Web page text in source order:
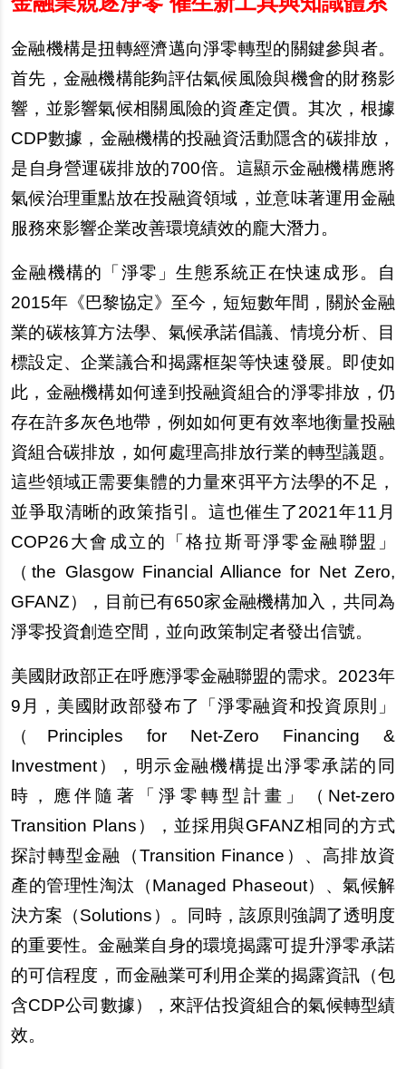
金融機構是扭轉經濟邁向淨零轉型的關鍵參與者。
首先，金融機構能夠評估氣候風險與機會的財務影
響，並影響氣候相關風險的資產定價。其次，根據
CDP數據，金融機構的投融資活動隱含的碳排放，
是自身營運碳排放的700倍。這顯示金融機構應將
氣候治理重點放在投融資領域，並意味著運用金融
服務來影響企業改善環境績效的龐大潛力。
金融機構的「淨零」生態系統正在快速成形。自
2015年《巴黎協定》至今，短短數年間，關於金融
業的碳核算方法學、氣候承諾倡議、情境分析、目
標設定、企業議合和揭露框架等快速發展。即使如
此，金融機構如何達到投融資組合的淨零排放，仍
存在許多灰色地帶，例如如何更有效率地衡量投融
資組合碳排放，如何處理高排放行業的轉型議題。
這些領域正需要集體的力量來弭平方法學的不足，
並爭取清晰的政策指引。這也催生了2021年11月
COP26大會成立的「格拉斯哥淨零金融聯盟」
（the Glasgow Financial Alliance for Net Zero,
GFANZ），目前已有650家金融機構加入，共同為
淨零投資創造空間，並向政策制定者發出信號。
美國財政部正在呼應淨零金融聯盟的需求。2023年
9月，美國財政部發布了「淨零融資和投資原則」
（Principles for Net-Zero Financing &
Investment），明示金融機構提出淨零承諾的同
時，應伴隨著「淨零轉型計畫」（Net-zero
Transition Plans），並採用與GFANZ相同的方式
探討轉型金融（Transition Finance）、高排放資
產的管理性淘汰（Managed Phaseout）、氣候解
決方案（Solutions）。同時，該原則強調了透明度
的重要性。金融業自身的環境揭露可提升淨零承諾
的可信程度，而金融業可利用企業的揭露資訊（包
含CDP公司數據），來評估投資組合的氣候轉型績
效。